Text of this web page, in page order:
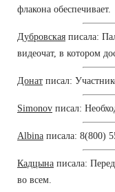
флакона обеспечивает.
Дубровская писала:
видеочат, в котором
Донат писал:
Simonov писал:
Albina писала: 8(800)
Кадцына писала:
во всем.